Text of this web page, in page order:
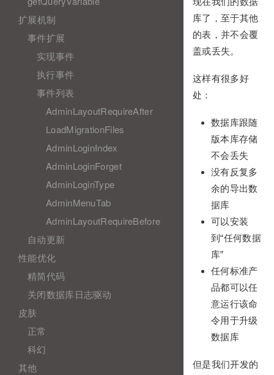
扩展机制
事件扩展
实现事件
执行事件
事件列表
AdminLayoutRequireAfter
LoadMigrationFiles
AdminLoginIndex
AdminLoginForget
AdminLoginType
AdminMenuTab
AdminLayoutRequireBefore
自动更新
性能优化
精简代码
关闭数据库日志驱动
皮肤
正常
科幻
其他
库了，至于其他
的表，并不会覆
盖或丢失。
这样有很多好
处：
数据库跟随
版本库存储
不会丢失
没有反复多
余的导出数
据库
可以安装
到“任何数据
库”
任何标准产
品都可以任
意运行该命
令用于升级
数据库
但是我们开发的